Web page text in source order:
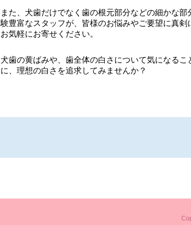
また、犬歯だけでなく歯の根元部分などの細かな
験豊富なスタッフが、皆様のお悩みやご要望に真
お気軽にお寄せください。
犬歯の黄ばみや、歯全体の白さについて気になる
に、理想の白さを追求してみませんか？